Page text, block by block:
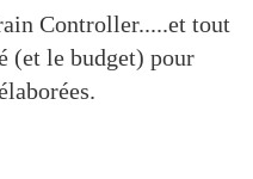
Controller.....et tout
(et le budget) pour